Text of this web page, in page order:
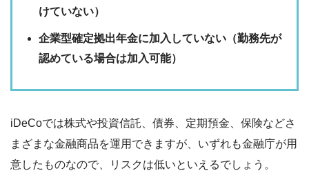
けていない）
企業型確定拠出年金に加入していない（勤務先が
認めている場合は加入可能）
iDeCoでは株式や投資信託、債券、定期預金、保険などさ
まざまな金融商品を運用できますが、いずれも金融庁が用
意したものなので、リスクは低いといえるでしょう。